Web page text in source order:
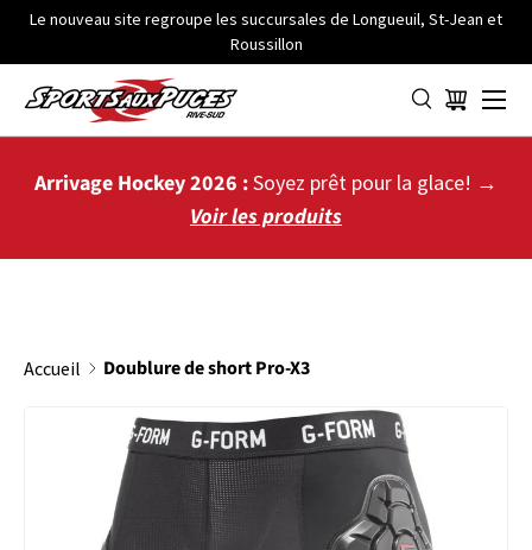
ALLER AU CONTENU
Le nouveau site regroupe les succursales de Longueuil, St-Jean et
Roussillon
Panier
Menu
Arrivage Hockey 2026 :Soyez prêt pour la glace! →
Voir les produits
Accueil Doublure de short Pro-X3
PASSER AUX INFORMATIONS PRODUITS